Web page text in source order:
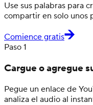
Use sus palabras para
compartir en solo unos
Comience gratis
Paso 1
Cargue o agregue
Pegue un enlace de
analiza el audio al